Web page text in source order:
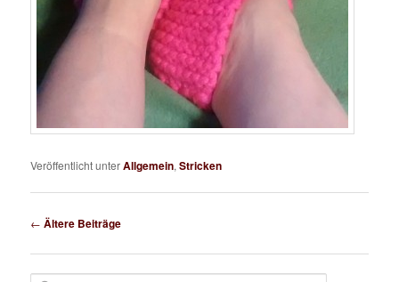
Veröffentlicht unterAllgemein,Stricken
Beitragsnavigation
← Ältere Beiträge